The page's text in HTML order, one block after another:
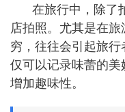
在旅行中，除了
店拍照。尤其是在
穷，往往会引起旅
仅可以记录味蕾的美
增加趣味性。